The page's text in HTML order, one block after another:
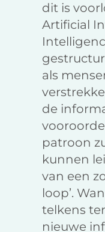
dit is
Artificial
als
de
patroon
kunnen
van een
loop’.
telkens
nieuwe